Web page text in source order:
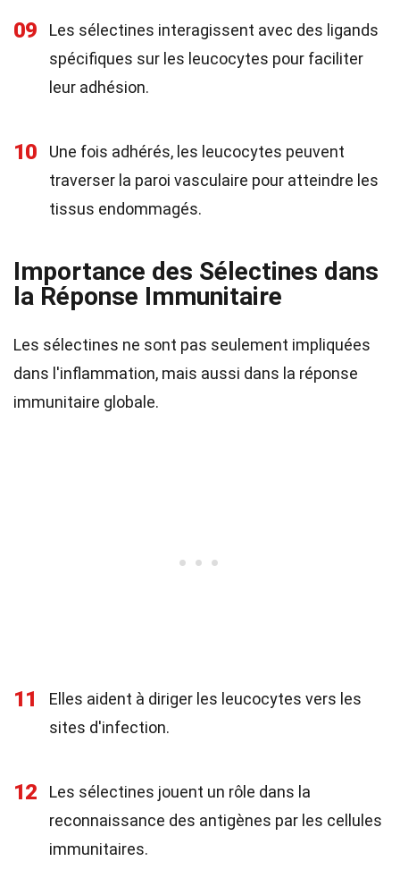
09
Les sélectines interagissent avec des ligands
spécifiques sur les leucocytes pour faciliter
leur adhésion.
10
Une fois adhérés, les leucocytes peuvent
traverser la paroi vasculaire pour atteindre les
tissus endommagés.
Importance des Sélectines dans
la Réponse Immunitaire
Les sélectines ne sont pas seulement impliquées
dans l'inflammation, mais aussi dans la réponse
immunitaire globale.
11
Elles aident à diriger les leucocytes vers les
sites d'infection.
12
Les sélectines jouent un rôle dans la
reconnaissance des antigènes par les cellules
immunitaires.